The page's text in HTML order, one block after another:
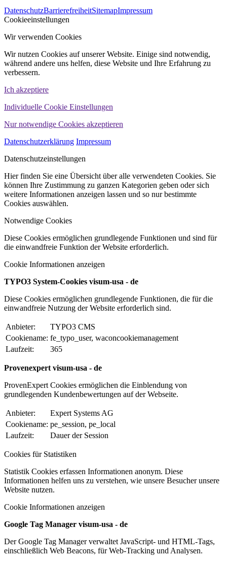
WINHELLER GmbH
DatenschutzBarrierefreiheitSitemapImpressum
Cookieeinstellungen
Wir verwenden Cookies
Wir nutzen Cookies auf unserer Website. Einige sind notwendig,
während andere uns helfen, diese Website und Ihre Erfahrung zu
verbessern.
Ich akzeptiere
Individuelle Cookie Einstellungen
Nur notwendige Cookies akzeptieren
Datenschutzerklärung Impressum
Datenschutzeinstellungen
Hier finden Sie eine Übersicht über alle verwendeten Cookies. Sie
können Ihre Zustimmung zu ganzen Kategorien geben oder sich
weitere Informationen anzeigen lassen und so nur bestimmte
Cookies auswählen.
Notwendige Cookies
Diese Cookies ermöglichen grundlegende Funktionen und sind für
die einwandfreie Funktion der Website erforderlich.
Cookie Informationen anzeigen
TYPO3 System-Cookies visum-usa - de
Diese Cookies ermöglichen grundlegende Funktionen, die für die
einwandfreie Nutzung der Website erforderlich sind.
Anbieter:
TYPO3 CMS
Cookiename: fe_typo_user, waconcookiemanagement
Laufzeit:
365
Provenexpert visum-usa - de
ProvenExpert Cookies ermöglichen die Einblendung von
grundlegenden Kundenbewertungen auf der Webseite.
Anbieter:
Expert Systems AG
Cookiename: pe_session, pe_local
Laufzeit:
Dauer der Session
Cookies für Statistiken
Statistik Cookies erfassen Informationen anonym. Diese
Informationen helfen uns zu verstehen, wie unsere Besucher unsere
Website nutzen.
Cookie Informationen anzeigen
Google Tag Manager visum-usa - de
Der Google Tag Manager verwaltet JavaScript- und HTML-Tags,
einschließlich Web Beacons, für Web-Tracking und Analysen.